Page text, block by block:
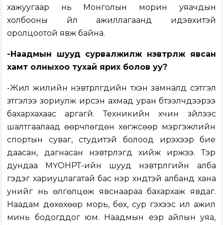
хажуугаар нь Монголын морин уяачдын
холбооны үйл ажиллагаанд идэвхитэй
оролцоотой явж байна.
-Наадмын шууд сурвалжилж нэвтрүүлж явсан
хамт олныхоо тухай ярих болов уу?
-Жил жилийн нэвтрүүлгүүдийн түүхэн замналд сэтгэл
зүтгэлээ зориулж ирсэн ахмад уран бүтээлчдээрээ
бахархахаас аргагүй. Техникийн хүчин зүйлээс
шалтгаалаад өөрчлөгдөн хөгжсөөр мэргэжлийн
спортын суваг, студитэй болоод ирэхээр бие
даасан, дагнасан нэвтрүүлэгүүд хийж иржээ. Тэр
дундаа МҮОНРТ-ийн шууд нэвтрүүлгийн алба
гэдэг хариуцлагатай бас нэр хүндтэй албанд хана
унийг нь өлгөлцөж явснаараа бахархаж явдаг.
Наадам дөхөхөөр морь, бөх, сур гэхээс илүү ажил
минь бодогддог юм. Наадмын үеэр айлын уяа,